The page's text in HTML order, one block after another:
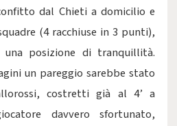
dal Chieti a domicilio e
(4 racchiuse in 3 punti),
una posizione di tranquillità.
un pareggio sarebbe stato
costretti già al 4’ a
davvero sfortunato,